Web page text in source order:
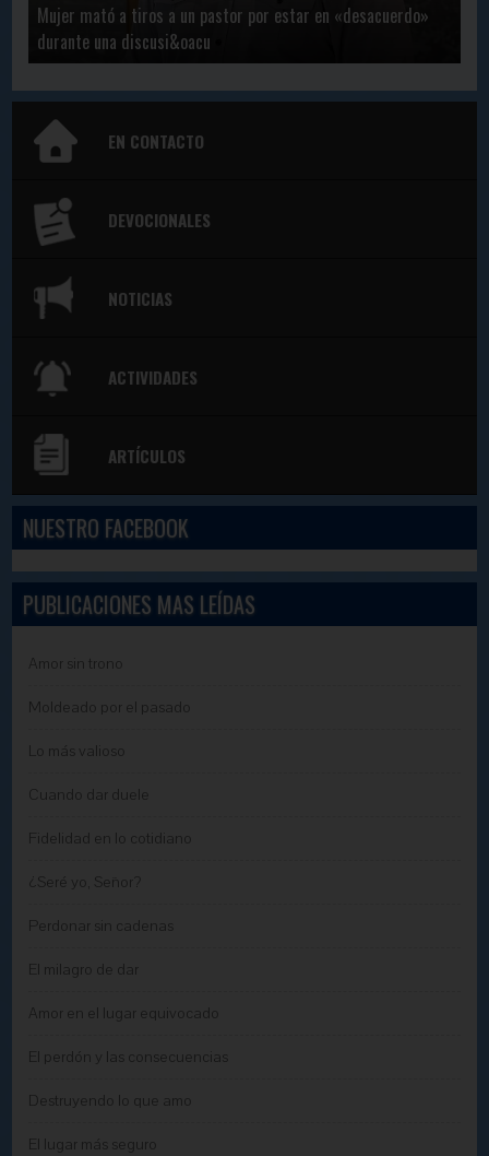
Mujer mató a tiros a un pastor por estar en «desacuerdo»
durante una discusi&oacu
EN CONTACTO
DEVOCIONALES
NOTICIAS
ACTIVIDADES
ARTÍCULOS
NUESTRO FACEBOOK
PUBLICACIONES MAS LEÍDAS
Amor sin trono
Moldeado por el pasado
Lo más valioso
Cuando dar duele
Fidelidad en lo cotidiano
¿Seré yo, Señor?
Perdonar sin cadenas
El milagro de dar
Amor en el lugar equivocado
El perdón y las consecuencias
Destruyendo lo que amo
El lugar más seguro